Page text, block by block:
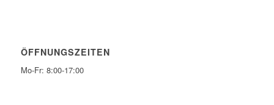
ÖFFNUNGSZEITEN
Mo-Fr: 8:00-17:00